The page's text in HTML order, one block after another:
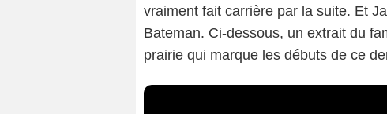
vraiment fait carrière par la suite. Et
Bateman. Ci-dessous, un extrait du
prairie qui marque les débuts de ce